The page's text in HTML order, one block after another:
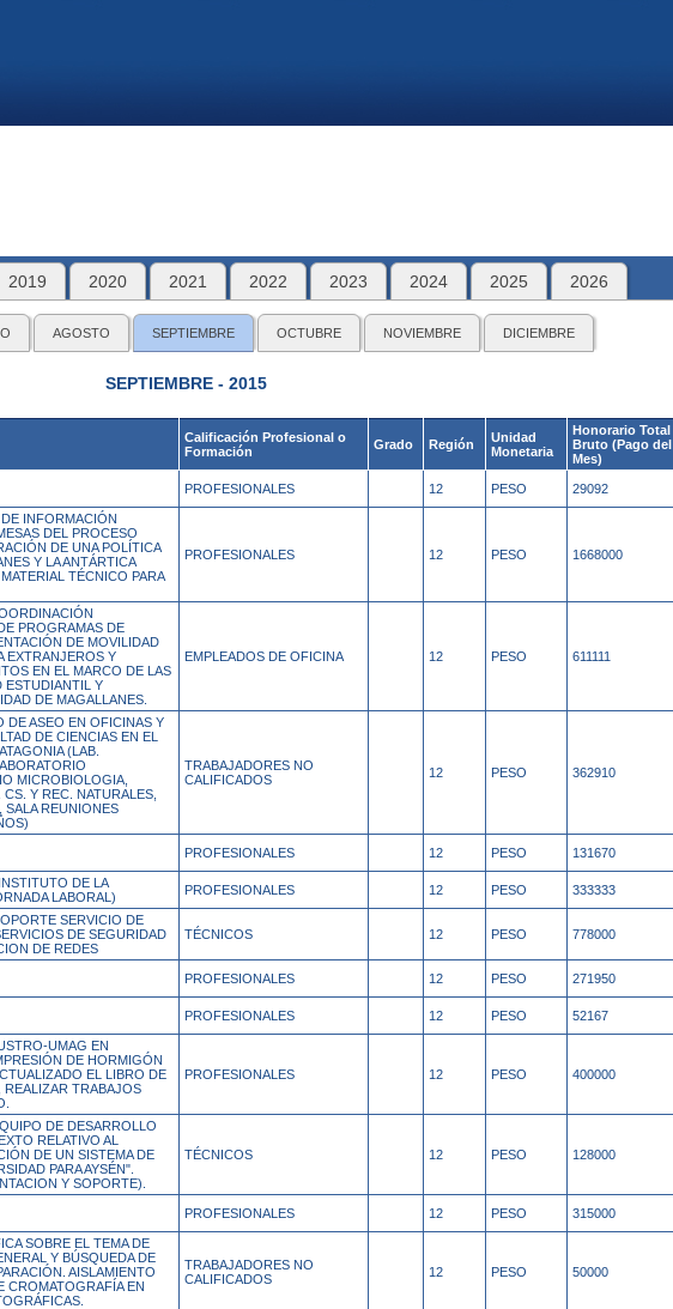
2019 2020 2021 2022 2023 2024 2025 2026
AGOSTO SEPTIEMBRE OCTUBRE NOVIEMBRE DICIEMBRE
SEPTIEMBRE - 2015
Calificación Profesional o
Formación
Grado Región
Unidad
Monetaria
Honorario Total
Bruto (Pago del
Mes)
PROFESIONALES 12 PESO 29092
INFORMACIÓN
DEL PROCESO
DE UNA POLÍTICA
Y LA ANTÁRTICA
TÉCNICO PARA
PROFESIONALES 12 PESO 1668000
PROGRAMAS DE
DE MOVILIDAD
EXTRANJEROS Y
EN EL MARCO DE LAS
ESTUDIANTIL Y
DE MAGALLANES.
EMPLEADOS DE OFICINA 12 PESO 611111
DE ASEO EN OFICINAS Y
DE CIENCIAS EN EL
(LAB.
MICROBIOLOGIA,
Y REC. NATURALES,
SALA REUNIONES
TRABAJADORES NO
CALIFICADOS
12 PESO 362910
PROFESIONALES 12 PESO 131670
DE LA
LABORAL)
PROFESIONALES 12 PESO 333333
SERVICIO DE
DE SEGURIDAD
DE REDES
TÉCNICOS 12 PESO 778000
PROFESIONALES 12 PESO 271950
PROFESIONALES 12 PESO 52167
UMAG EN
DE HORMIGÓN
EL LIBRO DE
TRABAJOS
PROFESIONALES 12 PESO 400000
DE DESARROLLO
RELATIVO AL
DE UN SISTEMA DE
PARA AYSÉN".
Y SOPORTE).
TÉCNICOS 12 PESO 128000
PROFESIONALES 12 PESO 315000
SOBRE EL TEMA DE
Y BÚSQUEDA DE
AISLAMIENTO
CROMATOGRAFÍA EN
TRABAJADORES NO
CALIFICADOS
12 PESO 50000